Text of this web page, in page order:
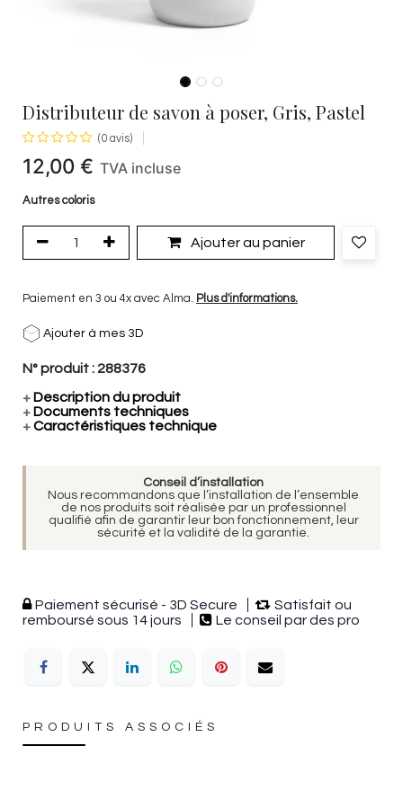
Distributeur de savon à poser, Gris, Pastel
(0 avis)
12,00 € TVA incluse
Autres coloris
Ajouter au panier
Paiement en 3 ou 4x avec Alma. Plus d'informations.
Ajouter à mes 3D
N° produit : 288376
+ Description du produit
+ Documents techniques
+Caractéristiques technique
Conseil d’installation
Nous recommandons que l’installation de l’ensemble
de nos produits soit réalisée par un professionnel
qualifié afin de garantir leur bon fonctionnement, leur
sécurité et la validité de la garantie.
Paiement sécurisé - 3D Secure
Satisfait ou
remboursé sous 14 jours
Le conseil par des pro
PRODUITS ASSOCIÉS